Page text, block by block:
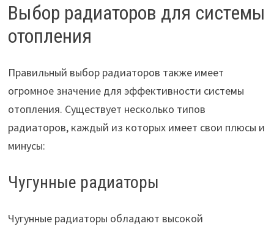
Выбор радиаторов для системы
отопления
Правильный выбор радиаторов также имеет
огромное значение для эффективности системы
отопления. Существует несколько типов
радиаторов, каждый из которых имеет свои плюсы и
минусы:
Чугунные радиаторы
Чугунные радиаторы обладают высокой